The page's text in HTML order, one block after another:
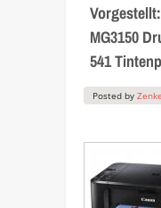
MG3150
541
Posted by